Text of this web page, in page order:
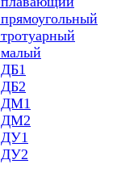
ДМ1
ДМ2
ДУ1
ДУ2